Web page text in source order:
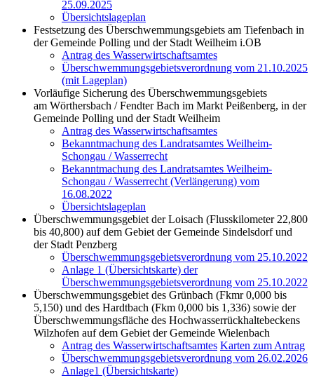
25.09.2025
Übersichtslageplan
Festsetzung des Überschwemmungsgebiets am Tiefenbach in
der Gemeinde Polling und der Stadt Weilheim i.OB
Antrag des Wasserwirtschaftsamtes
Überschwemmungsgebietsverordnung vom 21.10.2025
(mit Lageplan)
Vorläufige Sicherung des Überschwemmungsgebiets
am Wörthersbach / Fendter Bach im Markt Peißenberg, in der
Gemeinde Polling und der Stadt Weilheim
Antrag des Wasserwirtschaftsamtes
Bekanntmachung des Landratsamtes Weilheim-
Schongau / Wasserrecht
Bekanntmachung des Landratsamtes Weilheim-
Schongau / Wasserrecht (Verlängerung) vom
16.08.2022
Übersichtslageplan
Überschwemmungsgebiet der Loisach (Flusskilometer 22,800
bis 40,800) auf dem Gebiet der Gemeinde Sindelsdorf und
der Stadt Penzberg
Überschwemmungsgebietsverordnung vom 25.10.2022
Anlage 1 (Übersichtskarte) der
Überschwemmungsgebietsverordnung vom 25.10.2022
Überschwemmungsgebiet des Grünbach (Fkmr 0,000 bis
5,150) und des Hardtbach (Fkm 0,000 bis 1,336) sowie der
Überschwemmungsfläche des Hochwasserrückhaltebeckens
Wilzhofen auf dem Gebiet der Gemeinde Wielenbach
Antrag des Wasserwirtschaftsamtes Karten zum Antrag
Überschwemmungsgebietsverordnung vom 26.02.2026
Anlage1 (Übersichtskarte)